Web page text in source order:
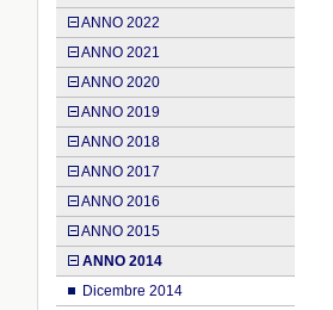
ANNO 2022
ANNO 2021
ANNO 2020
ANNO 2019
ANNO 2018
ANNO 2017
ANNO 2016
ANNO 2015
ANNO 2014
Dicembre 2014